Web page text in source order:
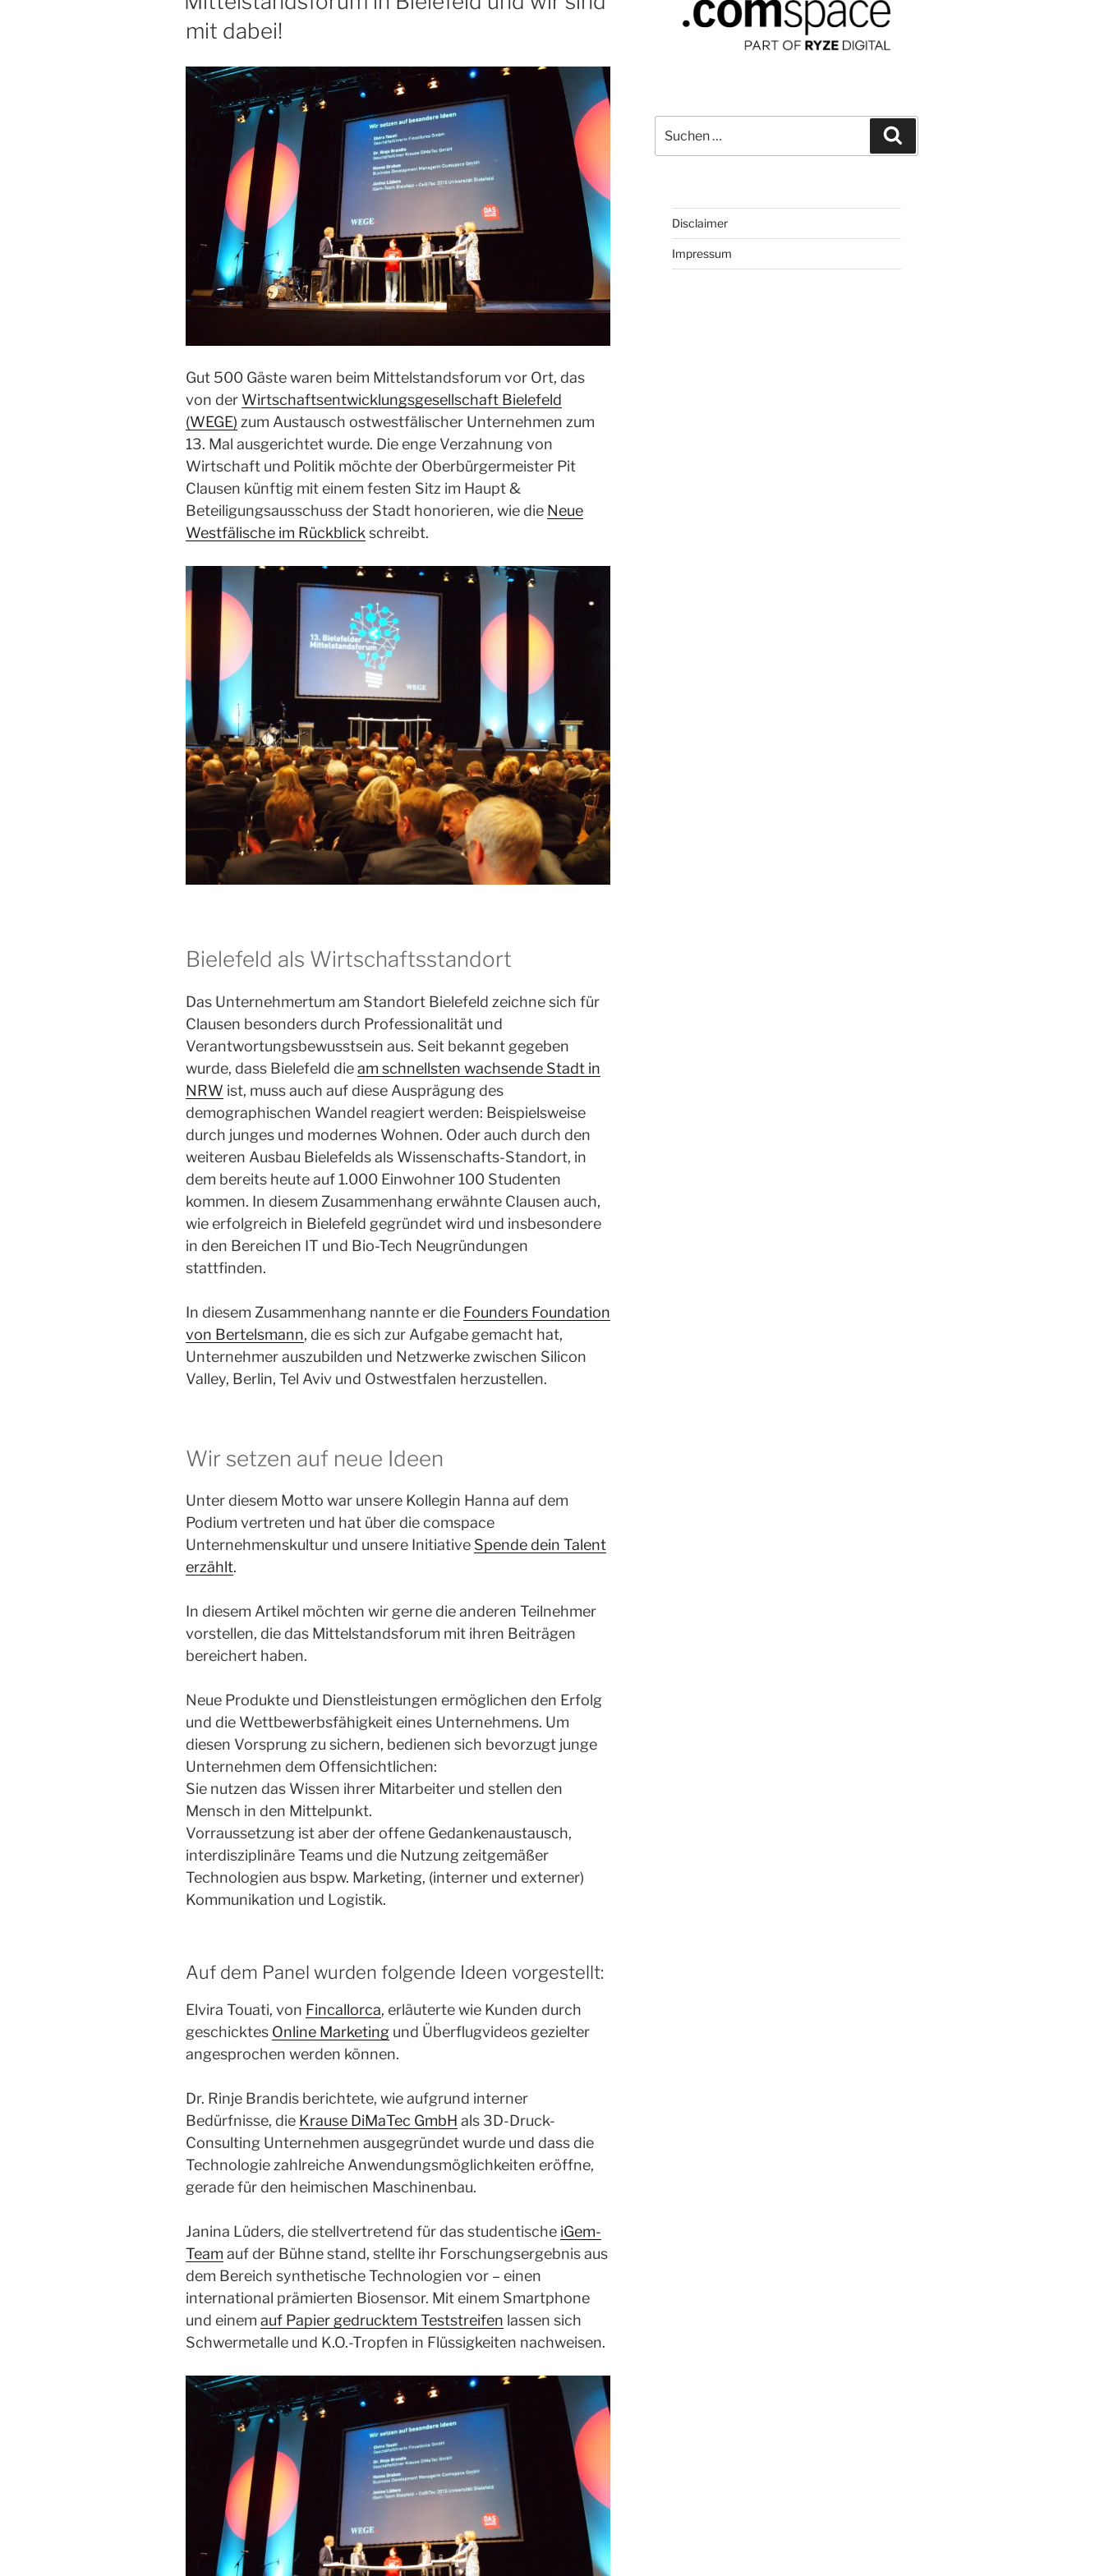
mit dabei!
Gut 500 Gäste waren beim Mittelstandsforum vor Ort, das
von der Wirtschaftsentwicklungsgesellschaft Bielefeld
(WEGE) zum Austausch ostwestfälischer Unternehmen zum
13. Mal ausgerichtet wurde. Die enge Verzahnung von
Wirtschaft und Politik möchte der Oberbürgermeister Pit
Clausen künftig mit einem festen Sitz im Haupt &
Beteiligungsausschuss der Stadt honorieren, wie die Neue
Westfälische im Rückblick schreibt.
Bielefeld als Wirtschaftsstandort
Das Unternehmertum am Standort Bielefeld zeichne sich für
Clausen besonders durch Professionalität und
Verantwortungsbewusstsein aus. Seit bekannt gegeben
wurde, dass Bielefeld dieam schnellsten wachsende Stadt in
NRW ist, muss auch auf diese Ausprägung des
demographischen Wandel reagiert werden: Beispielsweise
durch junges und modernes Wohnen. Oder auch durch den
weiteren Ausbau Bielefelds als Wissenschafts-Standort, in
dem bereits heute auf 1.000 Einwohner 100 Studenten
kommen. In diesem Zusammenhang erwähnte Clausen auch,
wie erfolgreich in Bielefeld gegründet wird und insbesondere
in den Bereichen IT und Bio-Tech Neugründungen
stattfinden.
In diesem Zusammenhang nannte er die Founders Foundation
von Bertelsmann, die es sich zur Aufgabe gemacht hat,
Unternehmer auszubilden und Netzwerke zwischen Silicon
Valley, Berlin, Tel Aviv und Ostwestfalen herzustellen.
Wir setzen auf neue Ideen
Unter diesem Motto war unsere Kollegin Hanna auf dem
Podium vertreten und hat über die comspace
Unternehmenskultur und unsere Initiative Spende dein Talent
erzählt.
In diesem Artikel möchten wir gerne die anderen Teilnehmer
vorstellen, die das Mittelstandsforum mit ihren Beiträgen
bereichert haben.
Neue Produkte und Dienstleistungen ermöglichen den Erfolg
und die Wettbewerbsfähigkeit eines Unternehmens. Um
diesen Vorsprung zu sichern, bedienen sich bevorzugt junge
Unternehmen dem Offensichtlichen:
Sie nutzen das Wissen ihrer Mitarbeiter und stellen den
Mensch in den Mittelpunkt.
Vorraussetzung ist aber der offene Gedankenaustausch,
interdisziplinäre Teams und die Nutzung zeitgemäßer
Technologien aus bspw. Marketing, (interner und externer)
Kommunikation und Logistik.
Auf dem Panel wurden folgende Ideen vorgestellt:
Elvira Touati, von Fincallorca, erläuterte wie Kunden durch
geschicktes Online Marketing und Überflugvideos gezielter
angesprochen werden können.
Dr. Rinje Brandis berichtete, wie aufgrund interner
Bedürfnisse, die Krause DiMaTec GmbH als 3D-Druck-
Consulting Unternehmen ausgegründet wurde und dass die
Technologie zahlreiche Anwendungsmöglichkeiten eröffne,
gerade für den heimischen Maschinenbau.
Janina Lüders, die stellvertretend für das studentische iGem-
Team auf der Bühne stand, stellte ihr Forschungsergebnis aus
dem Bereich synthetische Technologien vor – einen
international prämierten Biosensor. Mit einem Smartphone
und einem auf Papier gedrucktem Teststreifen lassen sich
Schwermetalle und K.O.-Tropfen in Flüssigkeiten nachweisen.
nach:
Disclaimer
Impressum